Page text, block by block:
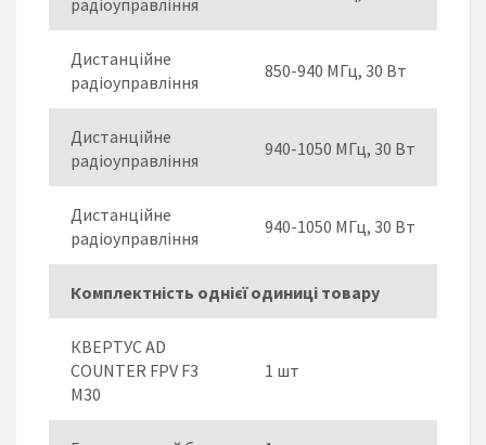
Дистанційне
радіоуправління
850-940 МГц, 30 Вт
Дистанційне
радіоуправління
940-1050 МГц, 30 Вт
Дистанційне
радіоуправління
940-1050 МГц, 30 Вт
Комплектність однієї одиниці товару
КВЕРТУС AD
COUNTER FPV F3
M30
1 шт